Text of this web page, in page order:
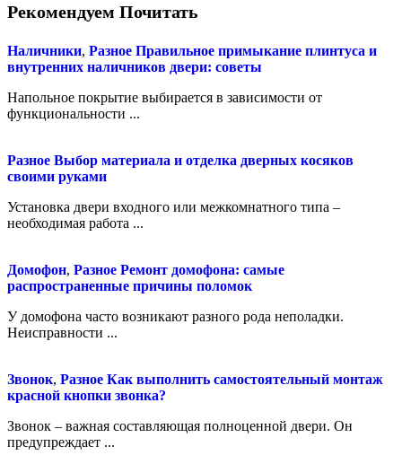
Рекомендуем Почитать
Наличники, Разное Правильное примыкание плинтуса и
внутренних наличников двери: советы
Напольное покрытие выбирается в зависимости от
функциональности ...
Разное Выбор материала и отделка дверных косяков
своими руками
Установка двери входного или межкомнатного типа –
необходимая работа ...
Домофон, Разное Ремонт домофона: самые
распространенные причины поломок
У домофона часто возникают разного рода неполадки.
Неисправности ...
Звонок, Разное Как выполнить самостоятельный монтаж
красной кнопки звонка?
Звонок – важная составляющая полноценной двери. Он
предупреждает ...